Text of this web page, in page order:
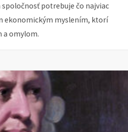
potrebuje čo najviac
ekonomickým myslením, ktorí
a omylom.